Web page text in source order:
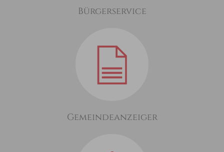
Bürgerservice
Gemeindeanzeiger